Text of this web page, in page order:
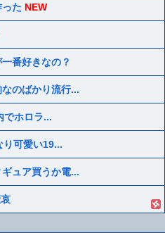
た NEW
番好きなの？
のばかり流行...
でホロラ...
り可愛い19...
ュア買うか電...